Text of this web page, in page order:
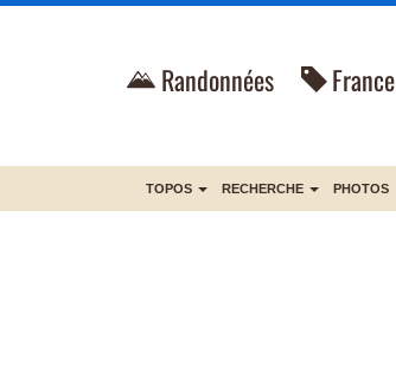
Randonnées France
TOPOS RECHERCHE PHOTOS